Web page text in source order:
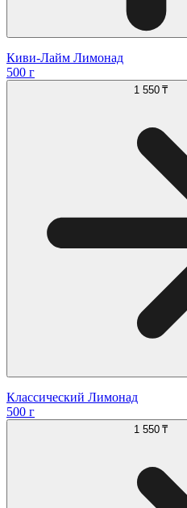
Киви-Лайм Лимонад
500 г
1 550 ₸
Классический Лимонад
500 г
1 550 ₸